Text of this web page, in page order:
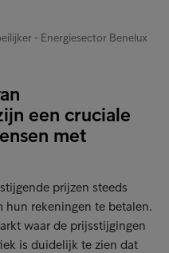
- Energiesector Benelux
een cruciale
met
prijzen steeds
hun rekeningen te betalen.
waar de prijsstijgingen
is duidelijk te zien dat